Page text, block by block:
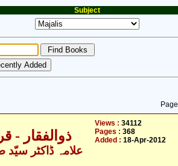
Subject
Page
ذوالفقار -
Views : 34112
Pages : 368
Added : 18-Apr-2012